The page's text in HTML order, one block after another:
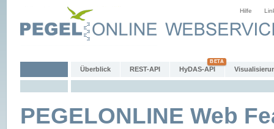
Hilfe
Überblick REST-API HyDAS-API
PEGELONLINE Web